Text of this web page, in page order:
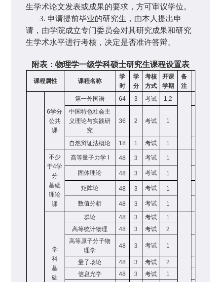
生学术论文发表或成果的要求，方可审议学位。
3. 申请提前毕业的研究生，由本人提出申
请，由学院成立专门委员会对其研究成果和研究
生学术水平进行考核，决定是否准许答辩。
附表：物理学一级学科硕士研究生课程设置表
课程属性 课程名称
学
时
学
分
考核
方式
开课
学期
备
注
6学分
公共
课
第一外国语 64 3 考试
1,2
中国特色社会主
义理论与实践研
究
36 2 考试 1
自然辩证法概论 18 1 考试
1
不少
于4学
分
基础
理论
课
高等量子力学 48 3 考试 1
固体理论 48 3 考试 1
矩阵论 48 3 考试 1
数值分析 48 3 考试 1
学
科
基
础
群论 48 3 考试 1
高等统计物理 48 3 考试
2
高等原子分子物
理学
48 3 考试 1
量子场论 48 3 考试
2
信息光学
48 3 考试
1